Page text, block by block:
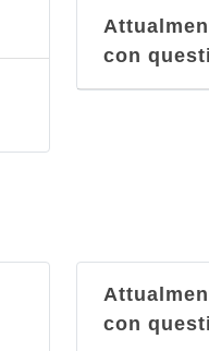
con
con